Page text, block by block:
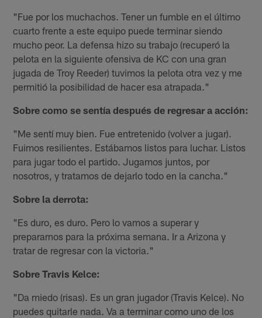
"Fue por los muchachos. Tener un fumble en el último
cuarto frente a este equipo puede terminar siendo
mucho peor. La defensa hizo su trabajo (recuperó la
pelota en la siguiente ofensiva de KC con una gran
jugada de Troy Reeder) tuvimos la pelota otra vez y me
permitió la posibilidad de hacer esa atrapada."
Sobre como se sentía después de regresar a acción:
"Me sentí muy bien. Fue entretenido (volver a jugar).
Fuimos resilientes. Estábamos listos para luchar. Listos
para jugar todo el partido. Jugamos juntos, por
nosotros, y tratamos de dejarlo todo en la cancha."
Sobre la derrota:
"Es duro, es duro. Pero lo vamos a superar y
prepararnos para la próxima semana. Ir a Arizona y
tratar de regresar con la victoria."
Sobre Travis Kelce:
"Da miedo (risas). Es un gran jugador (Travis Kelce). No
puedes quitarle nada. Va a terminar como uno de los